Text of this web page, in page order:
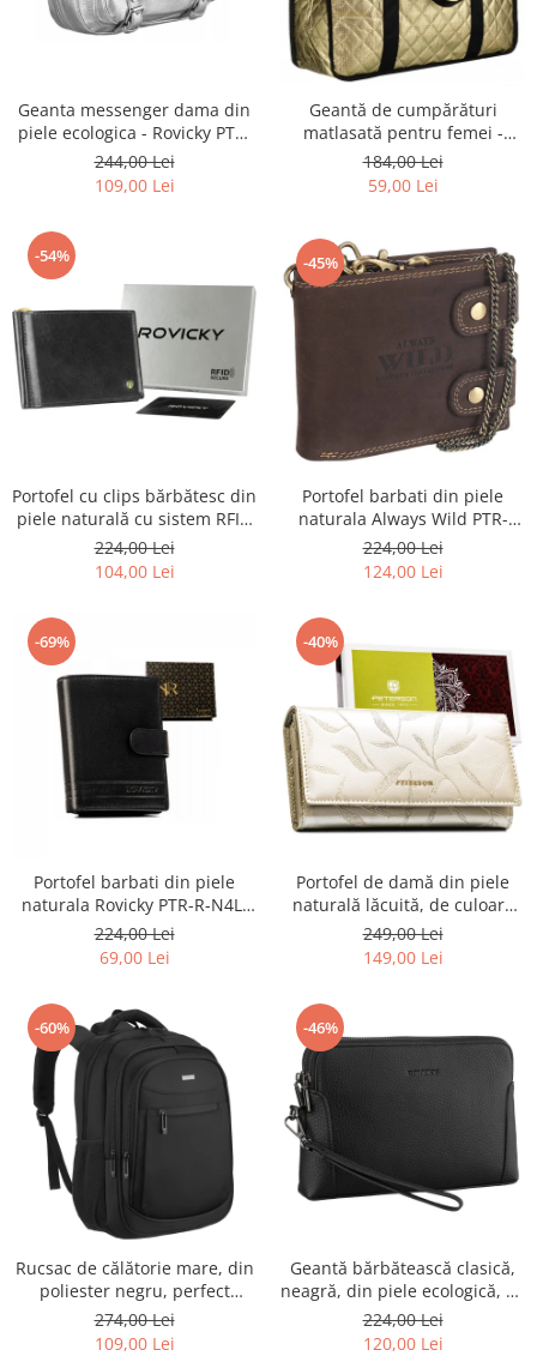
Geanta messenger dama din
piele ecologica - Rovicky PTR-
R-TOR-ALE-2-3776 SIL
244,00 Lei
109,00 Lei
Geantă de cumpărături
matlasată pentru femei -
Rovicky PTR-RSPV-001P-5277
GOLD
184,00 Lei
59,00 Lei
-54%
Portofel cu clips bărbătesc din
piele naturală cu sistem RFID
- Rovicky PTR-N1908-RVT-9799
BLACK
224,00 Lei
104,00 Lei
-45%
Portofel barbati din piele
naturala Always Wild PTR-
2900-BIC
224,00 Lei
124,00 Lei
-69%
Portofel barbati din piele
naturala Rovicky PTR-R-N4L-
GAT-8922 B+B
224,00 Lei
69,00 Lei
-40%
Portofel de damă din piele
naturală lăcuită, de culoare
bej, cu închidere cu capsă -
Peterson
249,00 Lei
149,00 Lei
-60%
Rucsac de călătorie mare, din
poliester negru, perfect
pentru bagajul de mână -
Rovicky PTR-R-BHX-05-1020
274,00 Lei
109,00 Lei
-46%
Geantă bărbătească clasică,
neagră, din piele ecologică, cu
fermoar - Rovicky PTR-R-SDR-
01-1631 BLACK
224,00 Lei
120,00 Lei